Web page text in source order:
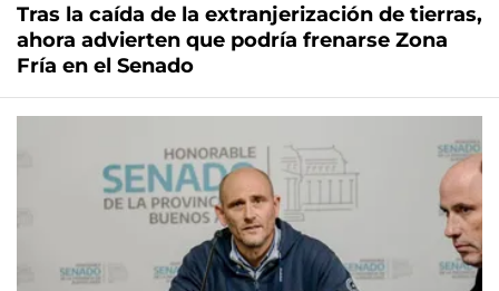
Tras la caída de la extranjerización de tierras,
ahora advierten que podría frenarse Zona
Fría en el Senado